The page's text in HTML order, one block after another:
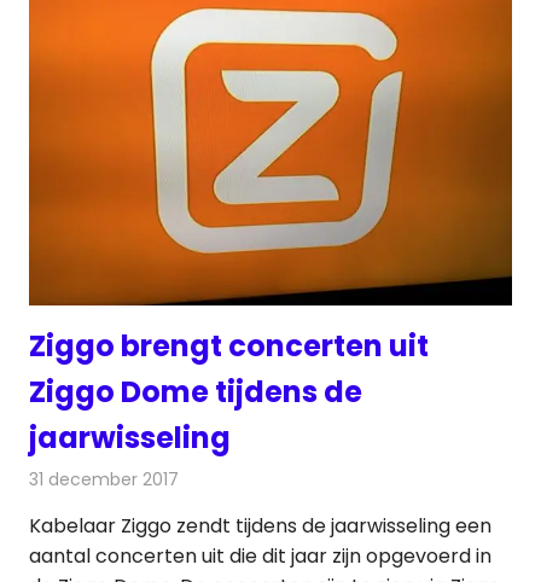
Ziggo brengt concerten uit
Ziggo Dome tijdens de
jaarwisseling
31 december 2017
Kabelaar Ziggo zendt tijdens de jaarwisseling een
aantal concerten uit die dit jaar zijn opgevoerd in